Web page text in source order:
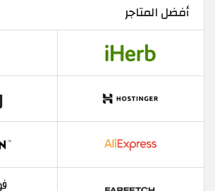
أفضل المتاجر